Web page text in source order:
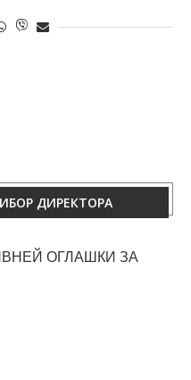
ДИРЕКТОРА
ОГЛАШКИ ЗА